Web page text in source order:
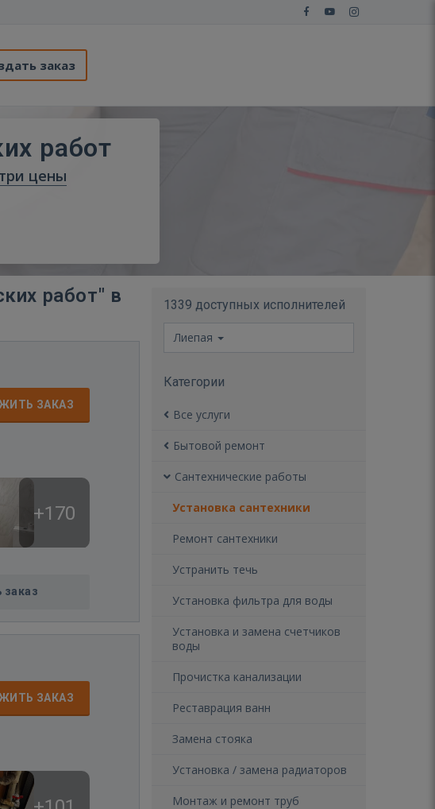
заказ
работ
цены
работ" в
ЗАКАЗ
+170
ЗАКАЗ
1339 доступных исполнителей
Лиепая
Категории
Все услуги
Бытовой ремонт
Сантехнические работы
Установка сантехники
Ремонт сантехники
Устранить течь
Установка фильтра для воды
Установка и замена счетчиков
воды
Прочистка канализации
Реставрация ванн
Замена стояка
Установка / замена радиаторов
Монтаж и ремонт труб